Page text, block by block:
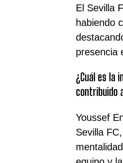
El Sevilla
habiendo
presencia
¿Cuál es la
contribuido
Youssef
Sevilla